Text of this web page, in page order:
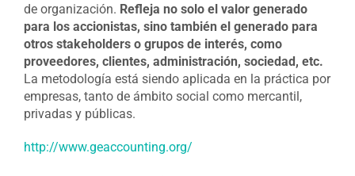
de organización. Refleja no solo el valor generado
para los accionistas, sino también el generado para
otros stakeholders o grupos de interés, como
proveedores, clientes, administración, sociedad, etc.
La metodología está siendo aplicada en la práctica por
empresas, tanto de ámbito social como mercantil,
privadas y públicas.
http://www.geaccounting.org/